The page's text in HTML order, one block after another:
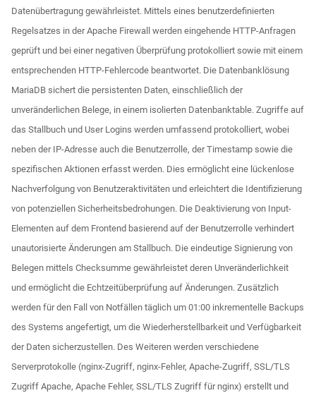
Datenübertragung gewährleistet. Mittels eines benutzerdefinierten
Regelsatzes in der Apache Firewall werden eingehende HTTP-Anfragen
geprüft und bei einer negativen Überprüfung protokolliert sowie mit einem
entsprechenden HTTP-Fehlercode beantwortet. Die Datenbanklösung
MariaDB sichert die persistenten Daten, einschließlich der
unveränderlichen Belege, in einem isolierten Datenbanktable. Zugriffe auf
das Stallbuch und User Logins werden umfassend protokolliert, wobei
neben der IP-Adresse auch die Benutzerrolle, der Timestamp sowie die
spezifischen Aktionen erfasst werden. Dies ermöglicht eine lückenlose
Nachverfolgung von Benutzeraktivitäten und erleichtert die Identifizierung
von potenziellen Sicherheitsbedrohungen. Die Deaktivierung von Input-
Elementen auf dem Frontend basierend auf der Benutzerrolle verhindert
unautorisierte Änderungen am Stallbuch. Die eindeutige Signierung von
Belegen mittels Checksumme gewährleistet deren Unveränderlichkeit
und ermöglicht die Echtzeitüberprüfung auf Änderungen. Zusätzlich
werden für den Fall von Notfällen täglich um 01:00 inkrementelle Backups
des Systems angefertigt, um die Wiederherstellbarkeit und Verfügbarkeit
der Daten sicherzustellen. Des Weiteren werden verschiedene
Serverprotokolle (nginx-Zugriff, nginx-Fehler, Apache-Zugriff, SSL/TLS
Zugriff Apache, Apache Fehler, SSL/TLS Zugriff für nginx) erstellt und